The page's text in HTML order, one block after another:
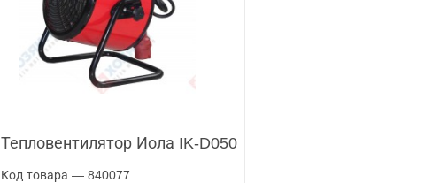
Тепловентилятор Иола IK-D050
Код товара — 840077